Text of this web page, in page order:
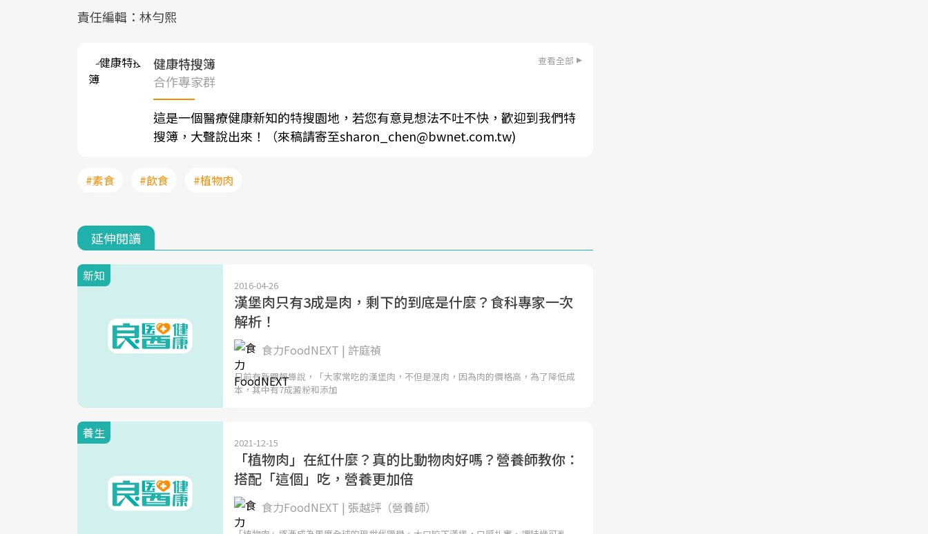
責任編輯：林勻熙
健康特搜簿 查看全部
合作專家群
這是一個醫療健康新知的特搜園地，若您有意見想法不吐不快，歡迎到我們特
搜簿，大聲說出來！（來稿請寄至sharon_chen@bwnet.com.tw)
#素食 #飲食 #植物肉
延伸閱讀
新知
2016-04-26
漢堡肉只有3成是肉，剩下的到底是什麼？食科專家一次
解析！
食力FoodNEXT | 許庭禎
日前有新聞報導說，「大家常吃的漢堡肉，不但是混肉，因為肉的價格高，為了降低成
本，其中有7成澱粉和添加
養生
2021-12-15
「植物肉」在紅什麼？真的比動物肉好嗎？營養師教你：
搭配「這個」吃，營養更加倍
食力FoodNEXT | 張越評（營養師）